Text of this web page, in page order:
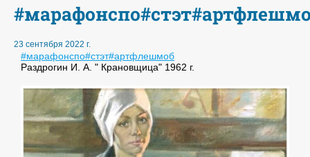
23 сентября 2022 г.
#марафонспо#стэт#артфлешмоб
Раздрогин И. А. " Крановщица" 1962 г.